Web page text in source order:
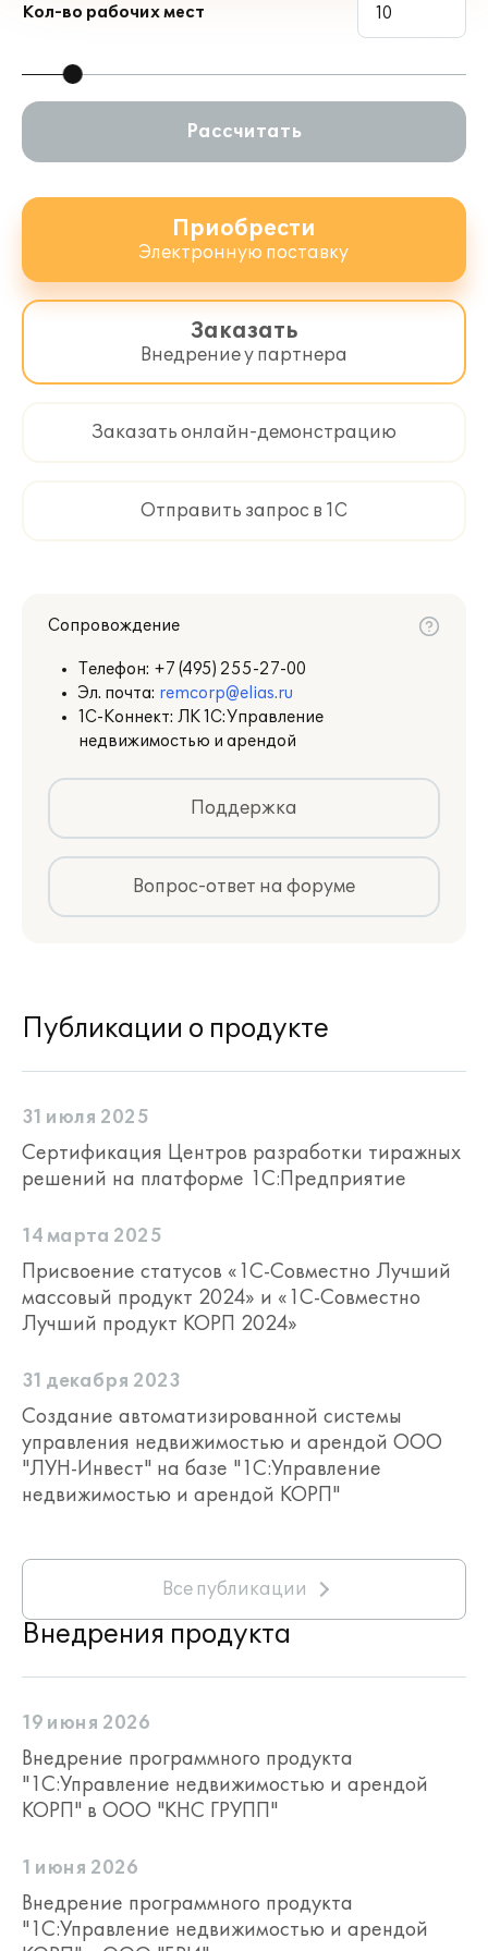
Льготное сопровождение пользователей
Для оформления договора 1С:ИТС/1С:КП
и 1С:КП Отраслевого обращайтесь к
обслуживающему вас партнеру фирмы
партнерам в Вашем регионе, со списком
можно ознакомиться на странице
http://its.1c.ru/zakaz.
Кол-во рабочих мест
Рассчитать
Приобрести
Электронную поставку
Заказать
Внедрение у партнера
Заказать онлайн-демонстрацию
Отправить запрос в 1С
Сопровождение
Телефон: +7 (495) 255-27-00
Эл. почта: remcorp@elias.ru
1С-Коннект: ЛК 1С:Управление
недвижимостью и арендой
Поддержка
Вопрос-ответ на форуме
Публикации о продукте
31 июля 2025
Сертификация Центров разработки тиражных
решений на платформе 1С:Предприятие
14 марта 2025
Присвоение статусов «1С-Совместно Лучший
массовый продукт 2024» и «1С-Совместно
Лучший продукт КОРП 2024»
31 декабря 2023
Создание автоматизированной системы
управления недвижимостью и арендой ООО
"ЛУН-Инвест" на базе "1С:Управление
недвижимостью и арендой КОРП"
Все публикации
Внедрения продукта
19 июня 2026
Внедрение программного продукта
"1С:Управление недвижимостью и арендой
КОРП" в ООО "КНС ГРУПП"
1 июня 2026
Внедрение программного продукта
"1С:Управление недвижимостью и арендой